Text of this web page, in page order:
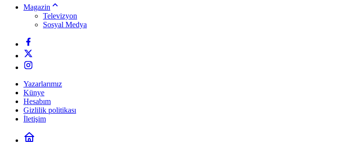
Magazin
Televizyon
Sosyal Medya
Yazarlarımız
Künye
Hesabım
Gizlilik politikası
İletişim